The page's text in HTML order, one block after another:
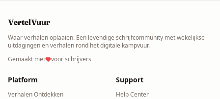
VertelVuur
Waar verhalen oplaaien. Een levendige schrijfcommunity met wekelijkse
uitdagingen en verhalen rond het digitale kampvuur.
Gemaakt met
voor schrijvers
Platform
Verhalen Ontdekken
Support
Help Center